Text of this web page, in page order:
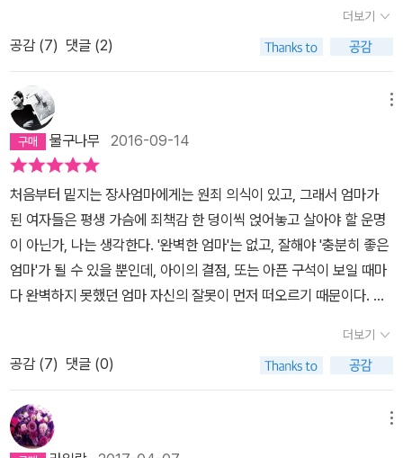
생각한다. 그리고 우리가 다른 육체적 고통은 손쉽게 얘기하고 치료
받으러 다니면서 정신의 고통에 대해서는 숨기는 것에 대해 얘기한
로 떨어지는 것에 대해 얘기한다. 우리는 그 낙인을 없애야하고, 정신
이 고통스러우면 신체의 다른 부위가 고통스러운 것과 마찬가지로 치
료 받아야 한다고 주장한다. 아픈 사람도 또 아프지 않은 사람도, 정신
의 고통에 대해 지금과는 다른 태도를 가져야 한다고 말한다. 혹여라
도 이렇게 말하는 과정에서 자신이 딜런에 대해 변명하는 것으로 보
일까봐 걱정하며, 정신이 고통스럽다고 해서 무조건 살인자가 되는
건 아니라는 것도 잊지않고 얘기하고 있다. 그러나 정신의 고통을 무
시하면 오히려 자기 자신과 주변사람들을 더 큰 고통속에 몰아넣을
확률이 높다는 것을 끊임없이 얘기한다. 정신의 고통속에 빠져있는
또 평소와 다른 상태인건 아닌지 관심을 갖고 지켜봐야 한다고 말한
다. 죄책감과, 미안함과, 안타까움과, 다른 사람들에겐 고통이 없었으
면 하는 그녀의 바람이, 가득 차있다.사건 이후 그녀의 삶도 혹독했겠
지만, 이 책을 쓰는 과정도 그러했으리라.덕분에 내 안의 것들이 뒤틀
렸다. 내 안의 것들이 뒤틀려서 나는 나를 재구성한다. 재구성된 나는
는 잘못된 생각으로 인한 정서적 폭력은 그 여파와 지속성을 고려할
때 그러한 폭력의 피해자에게 장기적으로 더 끔찍한 결과를 초래할
수 있다는 것은 여러 관련 사건들과 연구들을 통해 이미 많이 알려진
사실이다. 그런데 이 책을 읽으며 내가 놀라고 그래서 불쾌하게 느꼈
던 점은, 그런 사실을 재확인했단 부분이 아니다. 의도하지 않은 상태
에서 그러한 폭력을 자신이 가장 사랑하는 대상에게 가한 가해자는,
그로 인한 결과로 그 피해자가 정말 돌이킬 수 없는 선택을 하고 극단
적인 결말을 맞이한 뒤에까지조차도 자신이 사실 상 그 '괴물'이라 낙
인찍힌 아들을 그런 존재로 만든 진짜 '가해자'란 사실을 결코 모르고
(또는 그냥 외면일까?) 있다는 점이었다. 그리고 이 엄마가 역시 평
범하고 애정이 풍부한 가정에서 자라난 따뜻한 성품의 소유자였다는
을 무자비하게 쏟아낼 수 있었다면, 그럼 나를 비롯한 그 외의 모든
누군가에게는 결국은 가면을 쓴 괴물들일 수도 있다는 사실, 바로 그
부분이 못내 놀랍고 내 자신의 불안감을 자극해서 불쾌감을 느끼게
하여 선제적인 조치를 취하는 게 이 사회를 안전하게 만드는 길일 것
이다. 저자가 이 책을 쓴 목적도 그와 같다. '하지만 어려움을 겪고 있
례하고 화를 잘 내고 적대적이고 게으르고 짜증을 내고 솔직하지 않
고 위생 상태도 썩 좋지 않을 때도 있다. 하지만 이렇게 까다롭고 다른
사람을 밀어내려고 하는 아이들이 누구보다 다른 사람의 도움이 필요
한 아이들이기도 하다. 사실 이런 성향이 도와달라는 신호일 수도 있
다.' (p.311) 아무리 부정한다고 해도 그 끔찍했던 사건의 범인인 딜런
이 저자의 아들이 아닌 것으로 될 수는 없다. 저자는 숱한 역경을 겪으
며 부정하고 싶은 그 사실을 마주하게 된 것이다. 그리고 사랑했던 자
신의 아이가 '어떻게' 그런 끔찍한 일을 벌였는지에 대해 파고들었다.
아이를 둔 부모라면 누구나 한 번 읽어볼 필요가 있다고 말할 수 있는
아니라 정신과 전문의를 비롯한 뇌건강의 전문가와 여러 전문 서적을
참고하여 독자들의 이해를 돕고 있다. 매 쪽마다 각주를 달아 세세한
설명을 하는가 하면 참고서적의 목록을 부록에 첨부하였다. 우리의
아이라고 결코 예외일 수는 없다. 책을 다 읽고 나면 누구나 '나는 아
이에 대해 아는 게 아무것도 없구나' 생각할 것이다.
과 공포, 죽은 아이들의 부모님, 다친 사람들, 영구장애를 갖게 된 사
람들, 아들이 한 해동 때문에 세상을 더욱 두렵고 알 수 없는 것으로
느끼게 된 사람들에 이르기까지. 16년 동안 반복적으로 자문하는 생
각은 '딜런이 무슨 계획을 세우고 있었는지 알았더라면 얼마나 좋았
을까' 같은 것. 자신이 막을 수 있었다면 얼마나 좋았을까, 죽은 사람
들 대신 자신의 목숨을 대신 내 줄 수 있었다면... 그러나 아무리 끔찍
한 일을 저질렀더라도 딜런은 언제까지나 자신의 아이였다. 자기 자
신 자기 아들 너무나 잘 안다고 생각했던 그 대상들이 괴물이 되었다
가, 다시 아이가 되었다가. 우울증 등의 뇌의 병이 반드시 도덕적 방향
타를 망가뜨리지는 않지만, 판단을 흐리게 하고 현실 감각을 왜곡하
여 목숨마저 위험하게 할 수 있다. 수 클리볼드는 “딜런이 총을 살 수
있었기 때문에 그런 행동을 한 것은 아니었지만, 사람이 가장 취약한
순간에 이렇게 위험한 무기를 쉽게 얻을 수 있다면 엄청난 위험이 된
다. 우리 사회를 건강하고 안전하게 만드는 법을 논의할 때에는 이런
감과 공포와 슬픔만큼이나 강한 알고자 하는 원초적 욕구에 따른 순
전히 개인적인 일이었다. 그런데 내가 쥐고 있을지 모르는 조각들이
인상을 준다면, 거기에서 얻을 수 있는 안도감은 거짓일 것이다. 나는
진실을 이야기함으로써 그런 식으로 달랠 수 없는, 더욱 무시무시하
지만 중요한, 취약함에 대한 인식을 일깨우고자 한다.마지막 장을 덮
고 이 책의 추천글들을 다시 읽어보았다.서천석 선생님의 글이 유독
마음에 내려앉는다.서천석: 이 책은 어둠이다. 어둠에 뛰어든다는 것
은 대단한 용기를 필요로 한다. 하지만 저자가 위험에 뛰어든 것은 아
니다. 어느 날 멀쩡한 바닥이 무너지며 갑자기 어둠 속으로 떨어졌다.
그럼에도 그는 어둠 속의 희미한 빛과 촉각에 기대어 그 어둠을 통과
해나간다. 그 힘은 아이에 대한 사랑에서 나왔다. 나는 이 책에서 어떤
메시지를 읽고 싶지 않았다. 인생이란 많은 부분이 설명할 수 없기에
평소엔 살짝 가려져 있을 뿐 막막함은 본질이다. 그 막막함을 통과하
는 한 인간의 모습을 보았다. 그것만으로도 대단한 책이다.
인 총기 난사 사건의 가해자 에릭 해리스와 딜런 클리볼드 중 딜런 클
리볼드의 엄마 수 클리볼드이다. 너무나도 거대한 사건이어서 운을
다. '나는 가해자의 엄마입니다'라는 강렬한 제목 뒤에 숨은 원래 제목
은 이보다 훨씬 조용하게 말한다. 엄마의 회고록. 비극 이후의 삶. 습
관대로 제목 뒤의 목차를 본다. 1부는 상상도 하지 못한 일. 즉 총격,
마지막 밤, 다른 사람의 삶, 쉴 곳, 불길한 예감, 어린 시절, 엄마가 엄
마에게. 슬픔의 자리, 비탄을 안고 살아가기, 현실 부정의 끝. 2부는
이해를 향해. 즉 절망의 깊이, 치명적인 역학, 자살로 가는 길, 폭력으
로 가는 길, 부수적 피해, 새로운 인식, 선서증언, 뇌건강과 폭력의 교
차점. 딜런을 키우는 16년과 딜런이 죽은 다음 16년이 1부와 2부 사
이 그 어딘가에 평행선을 그리듯 놓였다. 한가지 주목할 점은 결론과
종 자살 예방, 폭력 예방, 총기 안정, 위협 평가 관련 도움을 받거나 지
침을 참조할 수 있는 곳이 실려있다. 즉, 저자는 자신이 벌이지 않았으
나 자신이 관련된 문제에 관해 끝없이 사과하고 참회하고 회고하는
것을 넘어서 비슷한 문제가 생길 가능성, 그 가능성을 막을 방법까지
생각하고 있다. 목소리는 내도록 조용하고 끈질기다. 자기가 남긴 빵
다. 첫부분은 참 재밌게 읽었었는데..중간 이후부터는‘‘그냥, 내 잘못
이다.‘고 말을 해!‘이런 생각으로 봤다. 물론 자기의 아이가 살인을 저
질렀다고, 이걸 두고 100% 엄마의 잘못이라고 단정적인 판단을 받
는 것은 억울한 일일 수 있다. 그래서 ˝이 사건은 우울증을 겪고 있는
한 아이가, 사이코 패스인 친구를 만나 (친구 잘못 만나) 학살에 가해
자로 가담을 했지만, 사실은 그 끝에는 그 아이의 자살이 있다. 그러니
‘학살‘을 보지 말고 ‘내 아이의 자살‘을 봐달라. -내 아이는 학살을 하
는 도중에도 4명의 아이를 살려줬다. 내 아이는 그런 아이이다-.˝ 이
이야기를 시종일관하고 있다. 설득되어줄 자세로 읽었ㄴ느데, 반감만
들고 말았다. 글쓴이가 사건 당일 아들이 경찰 총이 아니라, 자살로 생
을 끝냈으면 좋겠다고 생각하는 부분에서 아... 이 책의 내용의 초점은
‘내 아이의 자살‘이겠구나 하는 생각은 했었다. 그리고 ‘엄마는 아들의
죽음 앞에까지 아이한테 자기의 욕망을 투영하고 있구나.‘, ‘아들의 죽
음 이후에도 자기가 살 길을 찾는 사람이구나.‘.....나는 이 글을 읽으
경이 충분히 이 가정 내에서 만들어졌을 것이란 생각을 하게 되었다.
책을 읽으면서 엄마가 아들을 이해하기 위해 원인을 끊임없이 분석해
더보기
공감 (7) 댓글 (2)
물구나무 2016-09-14
처음부터 밑지는 장사엄마에게는 원죄 의식이 있고, 그래서 엄마가
된 여자들은 평생 가슴에 죄책감 한 덩이씩 얹어놓고 살아야 할 운명
이 아닌가, 나는 생각한다. '완벽한 엄마'는 없고, 잘해야 '충분히 좋은
엄마'가 될 수 있을 뿐인데, 아이의 결점, 또는 아픈 구석이 보일 때마
다 완벽하지 못했던 엄마 자신의 잘못이 먼저 떠오르기 때문이다. 좋
부터 밑지는 장사고, 지는 게임이다. 엄마 노릇이 나만 이렇게 힘든가,
생각하다가, 아들들이 세 살 때, 영화 <케빈에 대하여>를 보았다. 에
바, 틸다 스윈튼에게 뭔가 위로를 받을 수 있으리라 기대했다. 웬걸.
끝까지 못 보고 꺼버렸다. 영화는 엄마의 고충을 해명해 주지 않고, 되
레, 그래도 다 잘 될 거라는 희미한 낙관마저 가차없이 무너뜨렸다. 얼
더보기
공감 (7) 댓글 (0)